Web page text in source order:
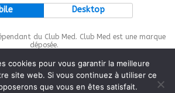
Desktop
du Club Med. Club Med est une marque
déposée.
cookies pour vous garantir la meilleure
site web. Si vous continuez à utiliser ce
que vous en êtes satisfait.